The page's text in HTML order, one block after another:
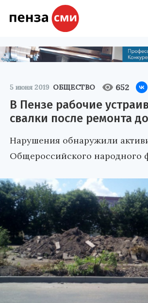
5 июня 2019 ОБЩЕСТВО 652
В Пензе рабочие
свалки после ремонта
Нарушения обнаружили
Общероссийского народного